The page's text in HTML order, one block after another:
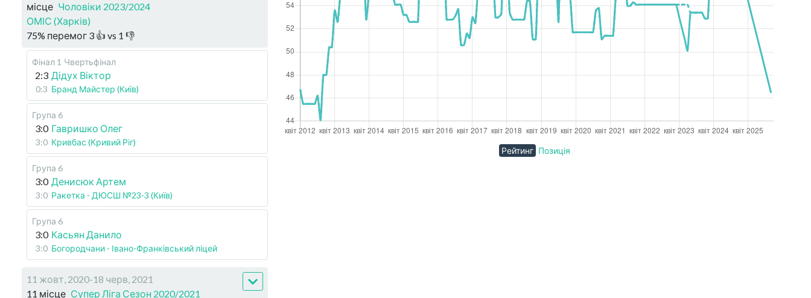
місце Чоловіки 2023/2024
ОМІС (Харків)
75% перемог 3 👍 vs 1 👎
Фінал 1 Чвертьфінал
2:3 Дідух Віктор
0:3 Бранд Майстер (Київ)
Група 6
3:0 Гавришко Олег
3:0 Кривбас (Кривий Ріг)
Група 6
3:0 Денисюк Артем
3:0 Ракетка - ДЮСШ №23-3 (Київ)
Група 6
3:0 Касьян Данило
3:0 Богородчани - Івано-Франківський ліцей
11 жовт, 2020-18 черв, 2021
11 місце Супер Ліга Сезон 2020/2021
Рейтинг Позиція